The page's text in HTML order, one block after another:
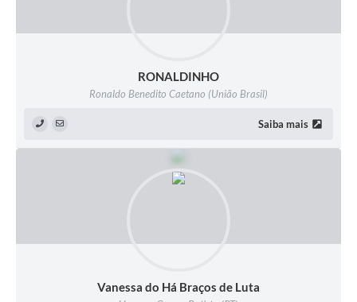
RONALDINHO
Ronaldo Benedito Caetano (União Brasil)
Saiba mais
Vanessa do Há Braços de Luta